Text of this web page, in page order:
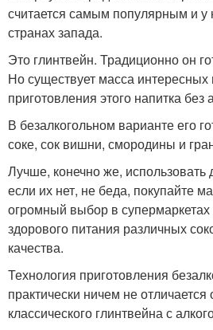
считается самым популярным и у
странах запада.
Это глинтвейн. Традиционно он
Но существует масса интересных
приготовления этого напитка без
В безалкогольном варианте его
соке, сок вишни, смородины и
Лучше, конечно же,
если их нет, не беда, покупайте
огромный выбор в супермаркетах
здорового питания различных
качества.
Технология приготовления
практически ничем не отличается
классического глинтвейна с